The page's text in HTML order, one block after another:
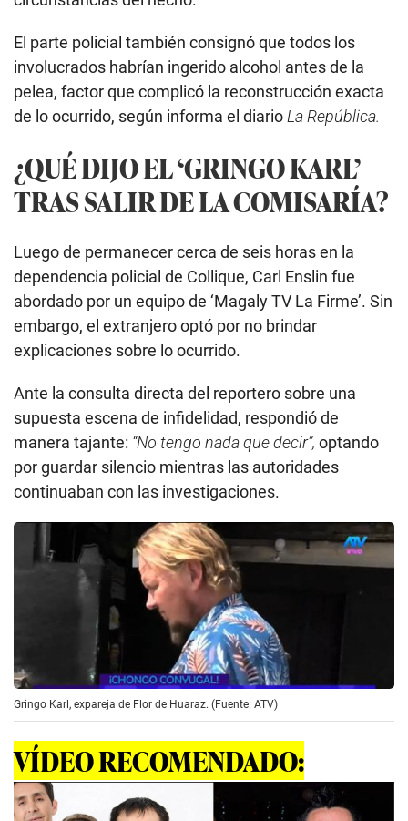
El parte policial también consignó que todos los
involucrados habrían ingerido alcohol antes de la
pelea, factor que complicó la reconstrucción exacta
de lo ocurrido, según informa el diarioLa República.
¿QUÉ DIJO EL ‘GRINGO KARL’
TRAS SALIR DE LA COMISARÍA?
Luego de permanecer cerca de seis horas en la
dependencia policial de Collique, Carl Enslin fue
abordado por un equipo de ‘Magaly TV La Firme’. Sin
embargo, el extranjero optó por no brindar
explicaciones sobre lo ocurrido.
Ante la consulta directa del reportero sobre una
supuesta escena de infidelidad, respondió de
manera tajante: “No tengo nada que decir”, optando
por guardar silencio mientras las autoridades
continuaban con las investigaciones.
Gringo Karl, expareja de Flor de Huaraz. (Fuente: ATV)
VÍDEO RECOMENDADO: